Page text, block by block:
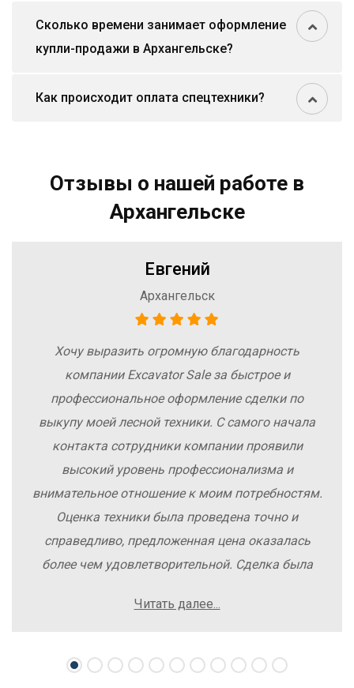
Сколько времени занимает оформление
купли-продажи в Архангельске?
Как происходит оплата спецтехники?
Отзывы о нашей работе в
Архангельске
Евгений
Архангельск
Хочу выразить огромную благодарность
компании Excavator Sale за быстрое и
профессиональное оформление сделки по
выкупу моей лесной техники. С самого начала
контакта сотрудники компании проявили
высокий уровень профессионализма и
внимательное отношение к моим потребностям.
Оценка техники была проведена точно и
справедливо, предложенная цена оказалась
более чем удовлетворительной. Сделка была
осложнений. Рекомендую компанию Excavator
свою спецтехнику.
Читать далее...